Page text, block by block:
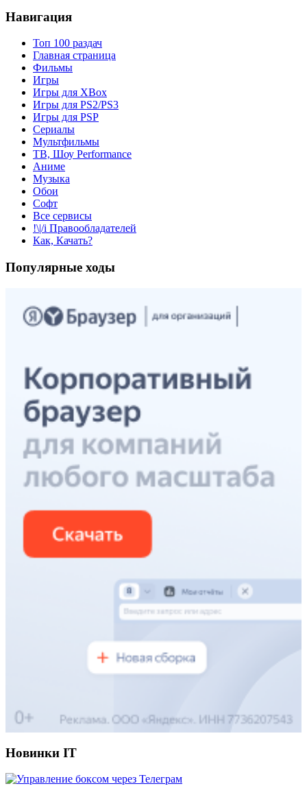
Навигация
Топ 100 раздач
Главная страница
Фильмы
Игры
Игры для XBox
Игры для PS2/PS3
Игры для PSP
Сериалы
Мультфильмы
ТВ, Шоу Performance
Аниме
Музыка
Обои
Софт
Все сервисы
!\|/i Правообладателей
Как, Качать?
Популярные ходы
Новинки IT